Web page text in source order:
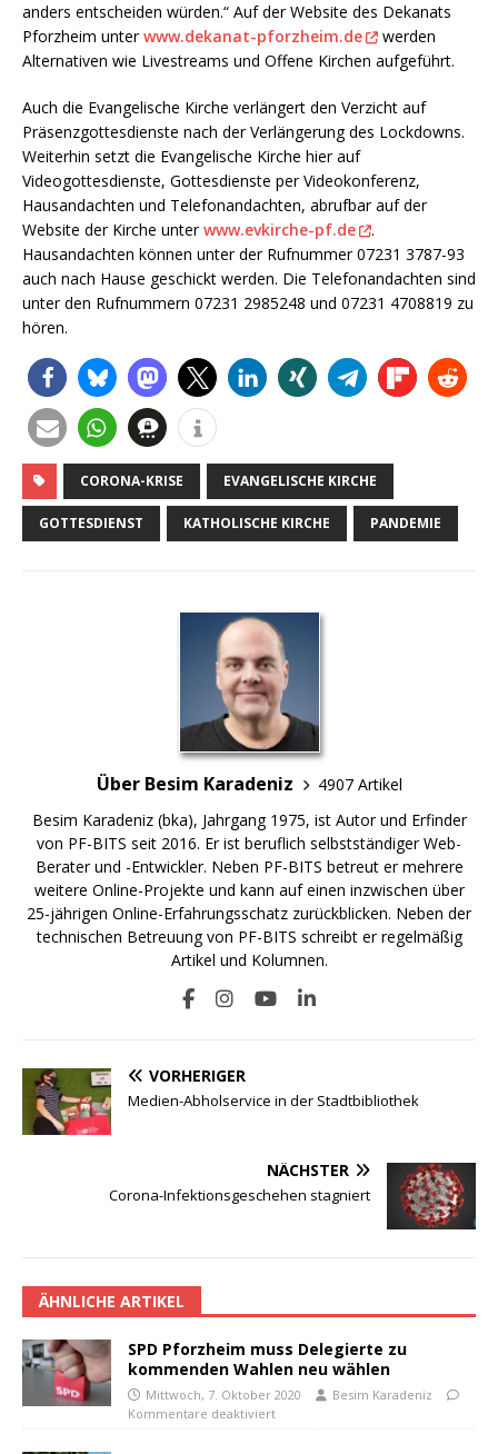
anders entscheiden würden.“ Auf der Website des Dekanats
Pforzheim unterwww.dekanat-pforzheim.de
werden
Alternativen wie Livestreams und Offene Kirchen aufgeführt.
Auch die Evangelische Kirche verlängert den Verzicht auf
Präsenzgottesdienste nach der Verlängerung des Lockdowns.
Weiterhin setzt die Evangelische Kirche hier auf
Videogottesdienste, Gottesdienste per Videokonferenz,
Hausandachten und Telefonandachten, abrufbar auf der
Website der Kirche unterwww.evkirche-pf.de
.
Hausandachten können unter der Rufnummer 07231 3787-93
auch nach Hause geschickt werden. Die Telefonandachten sind
unter den Rufnummern 07231 2985248 und 07231 4708819 zu
hören.
CORONA-KRISE EVANGELISCHE KIRCHE
GOTTESDIENST KATHOLISCHE KIRCHE PANDEMIE
Über Besim Karadeniz
4907 Artikel
Besim Karadeniz (bka), Jahrgang 1975, ist Autor und Erfinder
von PF-BITS seit 2016. Er ist beruflich selbstständiger Web-
Berater und -Entwickler. Neben PF-BITS betreut er mehrere
weitere Online-Projekte und kann auf einen inzwischen über
25-jährigen Online-Erfahrungsschatz zurückblicken. Neben der
technischen Betreuung von PF-BITS schreibt er regelmäßig
Artikel und Kolumnen.
VORHERIGER
Medien-Abholservice in der Stadtbibliothek
NÄCHSTER
Corona-Infektionsgeschehen stagniert
ÄHNLICHE ARTIKEL
SPD Pforzheim muss Delegierte zu
kommenden Wahlen neu wählen
Mittwoch, 7. Oktober 2020
Besim Karadeniz
Kommentare deaktiviert